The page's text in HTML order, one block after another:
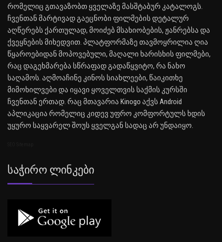
რომელიც გთავაზობთ ყველაზე მასშტაბურ კატალოგს.
ჩვენთან მარტივად გაეცნობი ფილმების დეტალურ
აღწერებს ქართულად, მოიძებ მსახიობების, ჟანრებსა და
ქვეყნების მიხედვით. პლატფორმაზე თავმოყრილია ღია
წყაროებიდან მოპოვებული, მაღალი ხარისხის ფილმები,
რაც დაგეხმარება სწრაფად გადაწყვიტო, რა ნახო
საღამოს. აღმოაჩინე კინოს სიახლეები, წაიკითხე
მიმოხილვები და იყავი ყოველთვის საქმის კურსში
ჩვენთან ერთად. რაც მთავარია Kinogo აქვს Android
აპლიკაცია რომელიც კიდევ უფრო კომფორტულს ხდის
უყურო საყვარელ შოუს ყველგან სადაც არ უნდაიყო.
Საჭირო Ლინკები